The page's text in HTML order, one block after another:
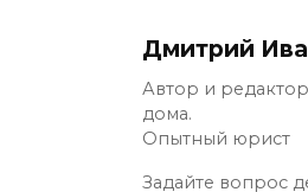
Дмитрий
Автор и
дома.
Опытный юрист
Задайте вопрос